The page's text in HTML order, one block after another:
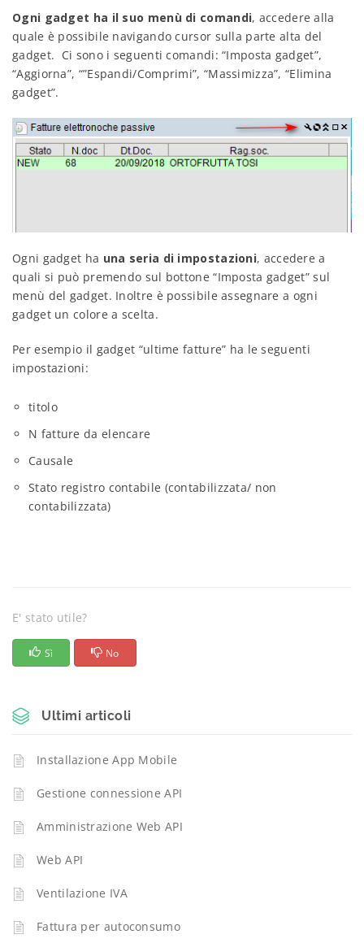
Ogni gadget ha il suo menù di comandi, accedere alla
quale è possibile navigando cursor sulla parte alta del
gadget. Ci sono i seguenti comandi: “Imposta gadget”,
“Aggiorna”, “”Espandi/Comprimi”, “Massimizza”, “Elimina
gadget”.
Ogni gadget ha una seria di impostazioni, accedere a
quali si può premendo sul bottone “Imposta gadget” sul
menù del gadget. Inoltre è possibile assegnare a ogni
gadget un colore a scelta.
Per esempio il gadget “ultime fatture” ha le seguenti
impostazioni:
titolo
N fatture da elencare
Causale
Stato registro contabile (contabilizzata/ non
contabilizzata)
E' stato utile?
Sì No
Ultimi articoli
Installazione App Mobile
Gestione connessione API
Amministrazione Web API
Web API
Ventilazione IVA
Fattura per autoconsumo